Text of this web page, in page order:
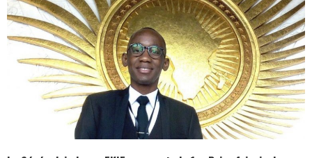
New to online sports betting? Consider These Tips to Play Your First Online Sports Betting Successfully